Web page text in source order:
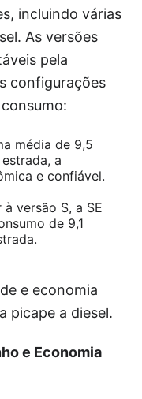
incluindo várias
As versões
pela
configurações
média de 9,5
a
e confiável.
à versão S, a SE
de 9,1
e economia
picape a diesel.
e Economia